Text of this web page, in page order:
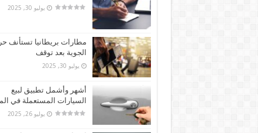
يوليو 30, 2025
مطارات بريطانيا تستأنف
الجوية بعد توقف
يوليو 30, 2025
أشهر وأشمل تطبيق لبيع
السيارات المستعملة في
يوليو 26, 2025